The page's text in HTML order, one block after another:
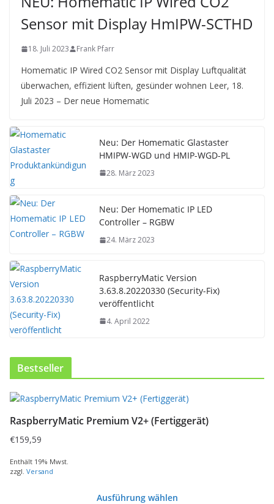
Sensor mit Display HmIPW-SCTHD
18. Juli 2023 Frank Pfarr
Homematic IP Wired CO2 Sensor mit Display Luftqualität
überwachen, effizient lüften, gesünder wohnen Leer, 18.
Juli 2023 – Der neue Homematic
Neu: Der Homematic Glastaster
HMIPW-WGD und HMIP-WGD-PL
28. März 2023
Neu: Der Homematic IP LED
Controller – RGBW
24. März 2023
RaspberryMatic Version
3.63.8.20220330 (Security-Fix)
veröffentlicht
4. April 2022
Bestseller
RaspberryMatic Premium V2+ (Fertiggerät)
€159,59
Enthält 19% Mwst.
zzgl. Versand
Ausführung wählen
D
e
s
s
P